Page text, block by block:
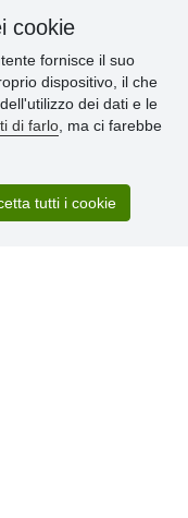
cookie
fornisce il suo
dispositivo, il che
dei dati e le
di farlo , ma ci farebbe
tutti i cookie